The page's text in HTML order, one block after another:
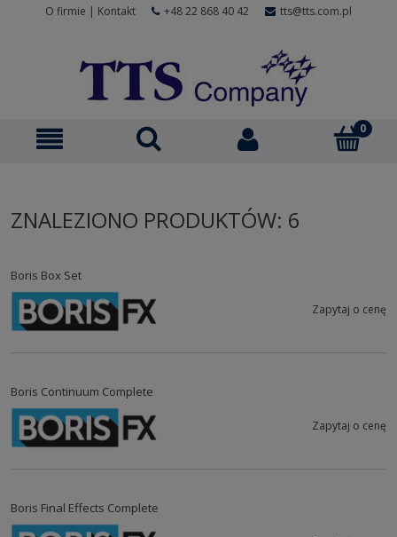
O firmie | Kontakt +48 22 868 40 42 tts@tts.com.pl
ZNALEZIONO PRODUKTÓW: 6
Boris Box Set
Zapytaj o cenę
Boris Continuum Complete
Zapytaj o cenę
Boris Final Effects Complete